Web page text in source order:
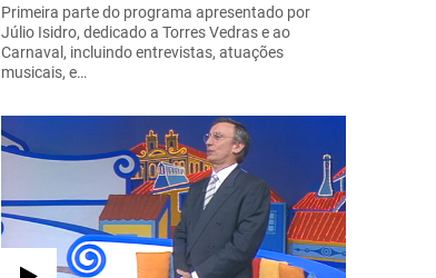
Primeira parte do programa apresentado por
Júlio Isidro, dedicado a Torres Vedras e ao
Carnaval, incluindo entrevistas, atuações
musicais, e…